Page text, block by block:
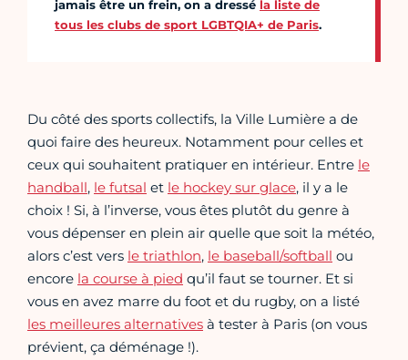
jamais être un frein, on a dressé la liste de
tous les clubs de sport LGBTQIA+ de Paris.
Du côté des sports collectifs, la Ville Lumière a de
quoi faire des heureux. Notamment pour celles et
ceux qui souhaitent pratiquer en intérieur. Entre le
handball, le futsal et le hockey sur glace, il y a le
choix ! Si, à l’inverse, vous êtes plutôt du genre à
vous dépenser en plein air quelle que soit la météo,
alors c’est vers le triathlon, le baseball/softball ou
encore la course à pied qu’il faut se tourner. Et si
vous en avez marre du foot et du rugby, on a listé
les meilleures alternatives à tester à Paris (on vous
prévient, ça déménage !).